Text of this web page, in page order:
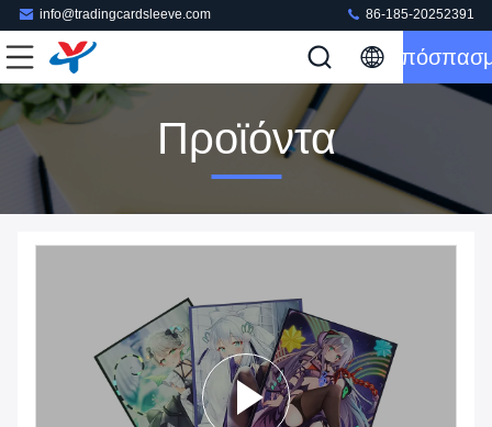
info@tradingcardsleeve.com 86-185-20252391
Προϊόντα